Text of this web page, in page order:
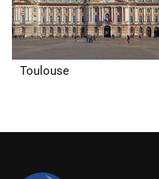
Toulouse